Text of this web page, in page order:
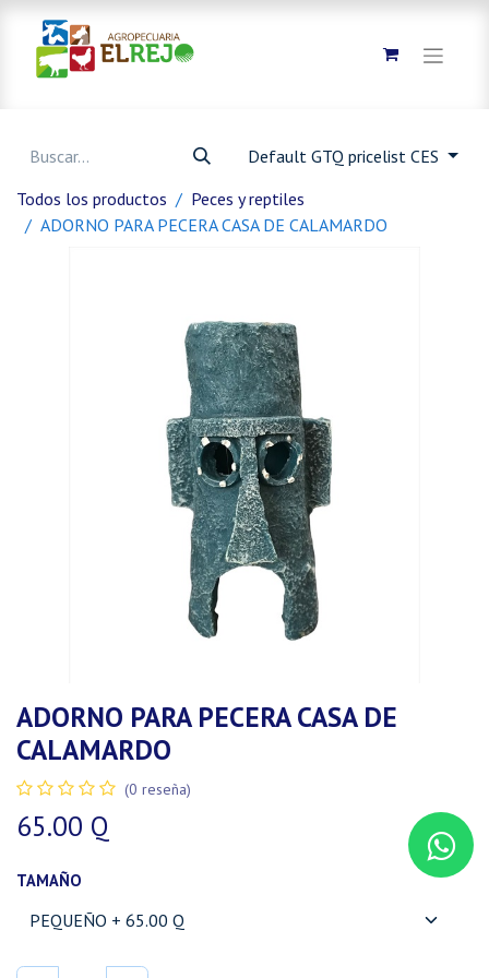
Default GTQ pricelist CES
Todos los productos
Peces y reptiles
ADORNO PARA PECERA CASA DE CALAMARDO
ADORNO PARA PECERA CASA DE
CALAMARDO
(0 reseña)
65.00 Q
TAMAÑO